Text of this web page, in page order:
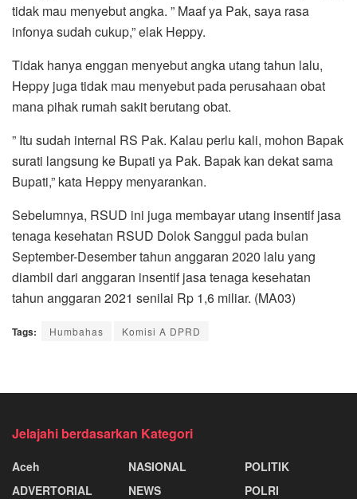
tidak mau menyebut angka. ” Maaf ya Pak, saya rasa
infonya sudah cukup,” elak Heppy.
Tidak hanya enggan menyebut angka utang tahun lalu,
Heppy juga tidak mau menyebut pada perusahaan obat
mana pihak rumah sakit berutang obat.
” Itu sudah internal RS Pak. Kalau perlu kali, mohon Bapak
surati langsung ke Bupati ya Pak. Bapak kan dekat sama
Bupati,” kata Heppy menyarankan.
Sebelumnya, RSUD ini juga membayar utang insentif jasa
tenaga kesehatan RSUD Dolok Sanggul pada bulan
September-Desember tahun anggaran 2020 lalu yang
diambil dari anggaran insentif jasa tenaga kesehatan
tahun anggaran 2021 senilai Rp 1,6 miliar. (MA03)
Tags: Humbahas Komisi A DPRD
Jelajahi berdasarkan Kategori
Aceh
ADVERTORIAL
NASIONAL
NEWS
POLITIK
POLRI